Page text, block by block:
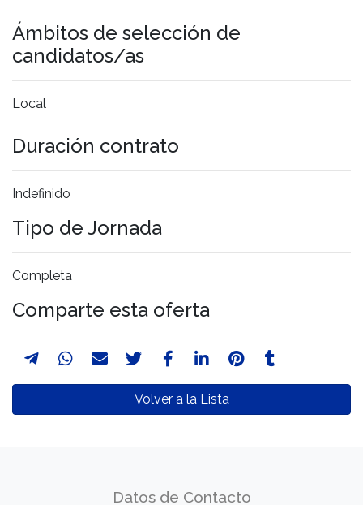
Ámbitos de selección de
candidatos/as
Local
Duración contrato
Indefinido
Tipo de Jornada
Completa
Comparte esta oferta
Volver a la Lista
Datos de Contacto